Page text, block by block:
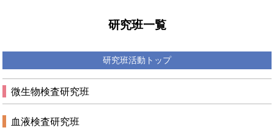
研究班一覧
研究班活動トップ
微生物検査研究班
血液検査研究班